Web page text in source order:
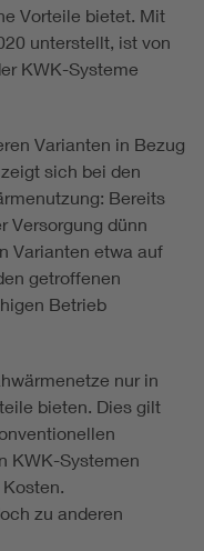
Vorteile bietet. Mit
unterstellt, ist von
KWK-Systeme
Varianten in Bezug
sich bei den
Bereits
Versorgung dünn
Varianten etwa auf
getroffenen
Betrieb
nur in
bieten. Dies gilt
KWK-Systemen
zu anderen